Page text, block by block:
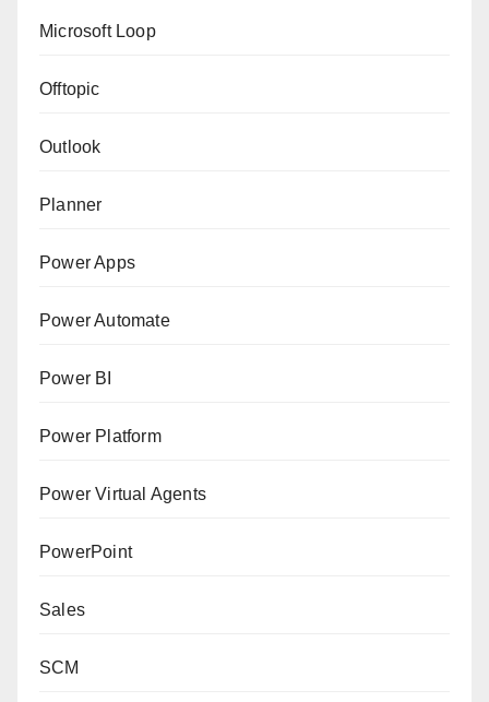
Microsoft Loop
Offtopic
Outlook
Planner
Power Apps
Power Automate
Power BI
Power Platform
Power Virtual Agents
PowerPoint
Sales
SCM